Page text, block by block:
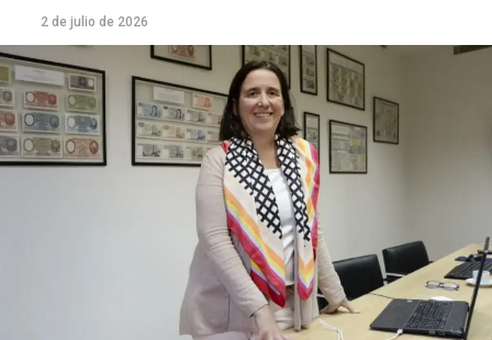
2 de julio de 2026